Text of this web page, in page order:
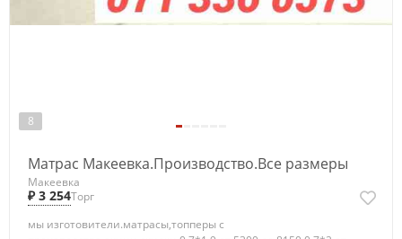
8
Матрас Макеевка.Производство.Все размеры
Макеевка
₽ 3 254Торг
мы изготовители.матрасы,топперы с